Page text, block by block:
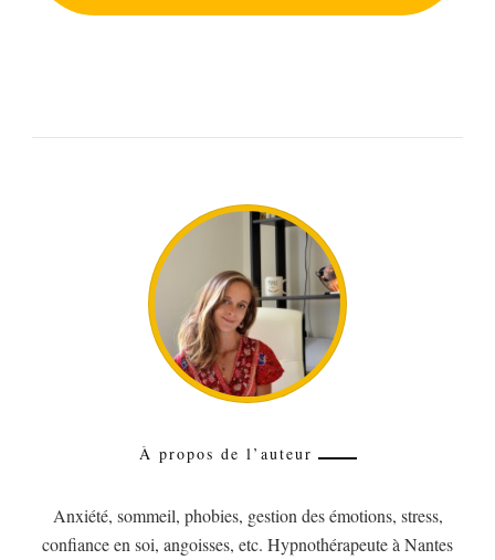
À propos de l’auteur
Anxiété, sommeil, phobies, gestion des émotions, stress,
confiance en soi, angoisses, etc. Hypnothérapeute à Nantes